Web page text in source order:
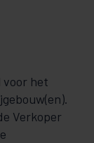
voor het
Verkoper